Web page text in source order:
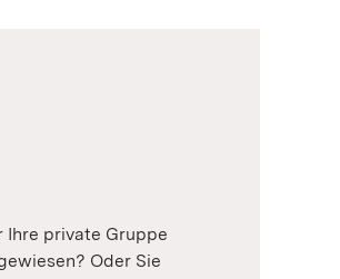
Ihre private Gruppe
Oder Sie